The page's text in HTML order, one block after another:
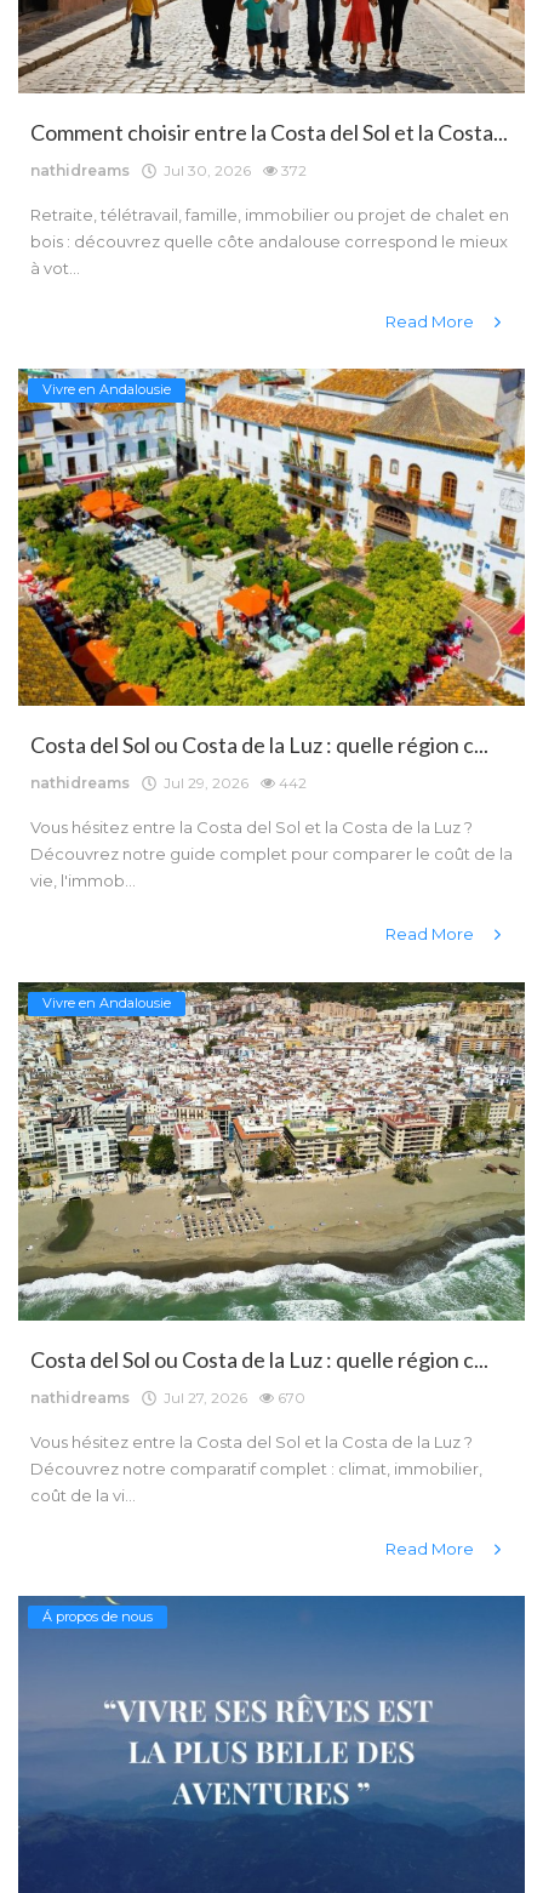
Comment choisir entre la Costa del Sol et la Costa...
nathidreams Jul 30, 2026 372
Retraite, télétravail, famille, immobilier ou projet de chalet en
bois : découvrez quelle côte andalouse correspond le mieux
à vot...
Read More
Vivre en Andalousie
Costa del Sol ou Costa de la Luz : quelle région c...
nathidreams Jul 29, 2026 442
Vous hésitez entre la Costa del Sol et la Costa de la Luz ?
Découvrez notre guide complet pour comparer le coût de la
vie, l'immob...
Read More
Vivre en Andalousie
Costa del Sol ou Costa de la Luz : quelle région c...
nathidreams Jul 27, 2026 670
Vous hésitez entre la Costa del Sol et la Costa de la Luz ?
Découvrez notre comparatif complet : climat, immobilier,
coût de la vi...
Read More
Á propos de nous